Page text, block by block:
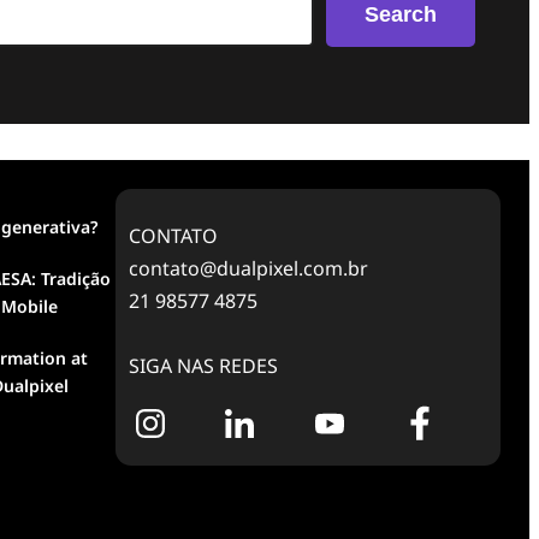
Search
Tradição
at
CONTATO
contato@dualpixel.com.br
21 98577 4875
SIGA NAS REDES